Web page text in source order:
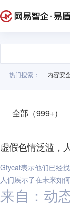
热门搜索： 内容安
全部（999+）
虚假色情泛滥，
Gfycat表示他们已经
人们展示了在未来如
来自：动